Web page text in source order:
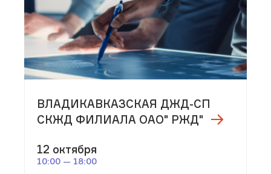
ВЛАДИКАВКАЗСКАЯ ДЖД-СП
СКЖД ФИЛИАЛА ОАО" РЖД"
12 октября
10:00 — 18:00